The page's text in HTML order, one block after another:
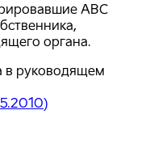
ABC
органа.
в руководящем
)